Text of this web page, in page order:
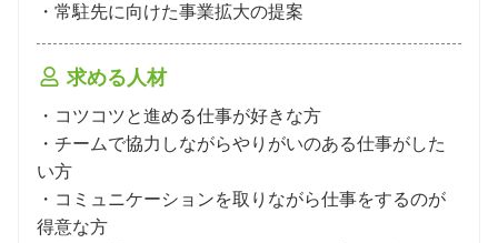
・常駐先に向けた事業拡大の提案
求める人材
・コツコツと進める仕事が好きな方
・チームで協力しながらやりがいのある仕事がした
い方
・コミュニケーションを取りながら仕事をするのが
得意な方